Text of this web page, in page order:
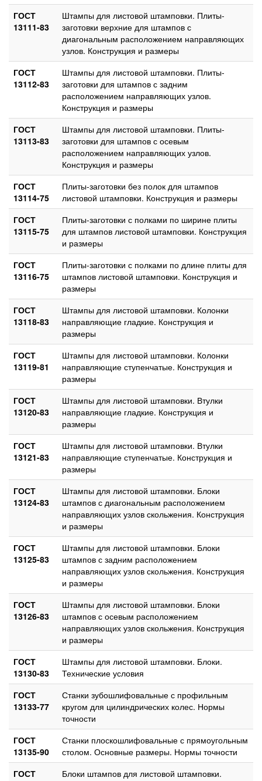
ГОСТ
13111-83
Штампы для листовой штамповки. Плиты-
заготовки верхние для штампов с
диагональным расположением направляющих
узлов. Конструкция и размеры
ГОСТ
13112-83
Штампы для листовой штамповки. Плиты-
заготовки для штампов с задним
расположением направляющих узлов.
Конструкция и размеры
ГОСТ
13113-83
Штампы для листовой штамповки. Плиты-
заготовки для штампов с осевым
расположением направляющих узлов.
Конструкция и размеры
ГОСТ
13114-75
Плиты-заготовки без полок для штампов
листовой штамповки. Конструкция и размеры
ГОСТ
13115-75
Плиты-заготовки с полками по ширине плиты
для штампов листовой штамповки. Конструкция
и размеры
ГОСТ
13116-75
Плиты-заготовки с полками по длине плиты для
штампов листовой штамповки. Конструкция и
размеры
ГОСТ
13118-83
Штампы для листовой штамповки. Колонки
направляющие гладкие. Конструкция и
размеры
ГОСТ
13119-81
Штампы для листовой штамповки. Колонки
направляющие ступенчатые. Конструкция и
размеры
ГОСТ
13120-83
Штампы для листовой штамповки. Втулки
направляющие гладкие. Конструкция и
размеры
ГОСТ
13121-83
Штампы для листовой штамповки. Втулки
направляющие ступенчатые. Конструкция и
размеры
ГОСТ
13124-83
Штампы для листовой штамповки. Блоки
штампов с диагональным расположением
направляющих узлов скольжения. Конструкция
и размеры
ГОСТ
13125-83
Штампы для листовой штамповки. Блоки
штампов с задним расположением
направляющих узлов скольжения. Конструкция
и размеры
ГОСТ
13126-83
Штампы для листовой штамповки. Блоки
штампов с осевым расположением
направляющих узлов скольжения. Конструкция
и размеры
ГОСТ
13130-83
Штампы для листовой штамповки. Блоки.
Технические условия
ГОСТ
13133-77
Станки зубошлифовальные с профильным
кругом для цилиндрических колес. Нормы
точности
ГОСТ
13135-90
Станки плоскошлифовальные с прямоугольным
столом. Основные размеры. Нормы точности
ГОСТ
Блоки штампов для листовой штамповки.